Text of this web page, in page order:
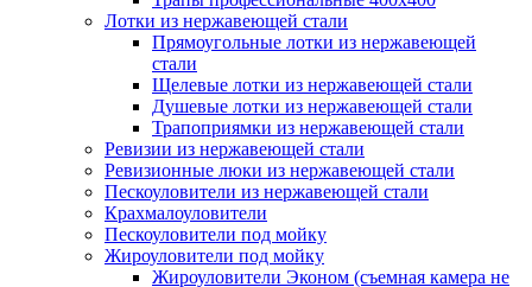
Лотки из нержавеющей стали
Прямоугольные лотки из нержавеющей
стали
Щелевые лотки из нержавеющей стали
Душевые лотки из нержавеющей стали
Трапоприямки из нержавеющей стали
Ревизии из нержавеющей стали
Ревизионные люки из нержавеющей стали
Пескоуловители из нержавеющей стали
Крахмалоуловители
Пескоуловители под мойку
Жироуловители под мойку
Жироуловители Эконом (съемная камера не